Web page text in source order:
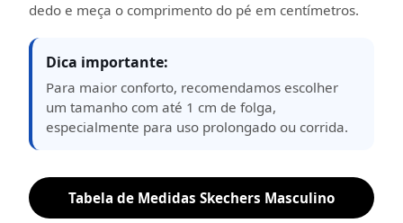
dedo e meça o comprimento do pé em centímetros.
Dica importante:
Para maior conforto, recomendamos escolher
um tamanho com até 1 cm de folga,
especialmente para uso prolongado ou corrida.
Tabela de Medidas Skechers Masculino